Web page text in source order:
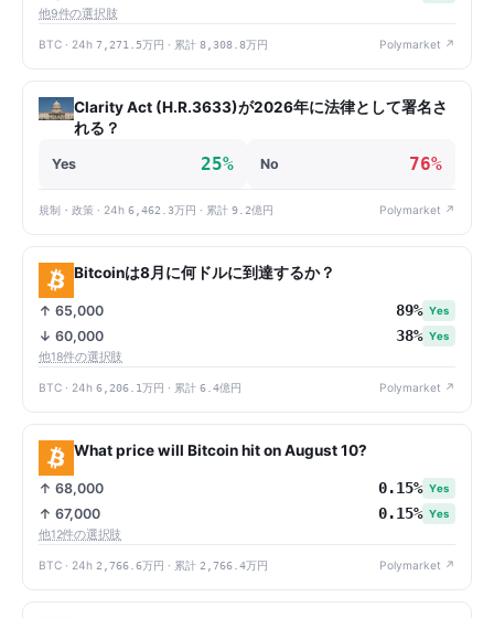
他9件の選択肢
BTC · 24h 7,271.5万円 · 累計 8,308.8万円 Polymarket ↗
Clarity Act (H.R.3633)が2026年に法律として署名さ
れる？
Yes 25% No 76%
規制・政策 · 24h 6,462.3万円 · 累計 9.2億円 Polymarket ↗
Bitcoinは8月に何ドルに到達するか？
↑ 65,000 89% Yes
↓ 60,000 38% Yes
他18件の選択肢
BTC · 24h 6,206.1万円 · 累計 6.4億円 Polymarket ↗
What price will Bitcoin hit on August 10?
↑ 68,000 0.15% Yes
↑ 67,000 0.15% Yes
他12件の選択肢
BTC · 24h 2,766.6万円 · 累計 2,766.4万円 Polymarket ↗